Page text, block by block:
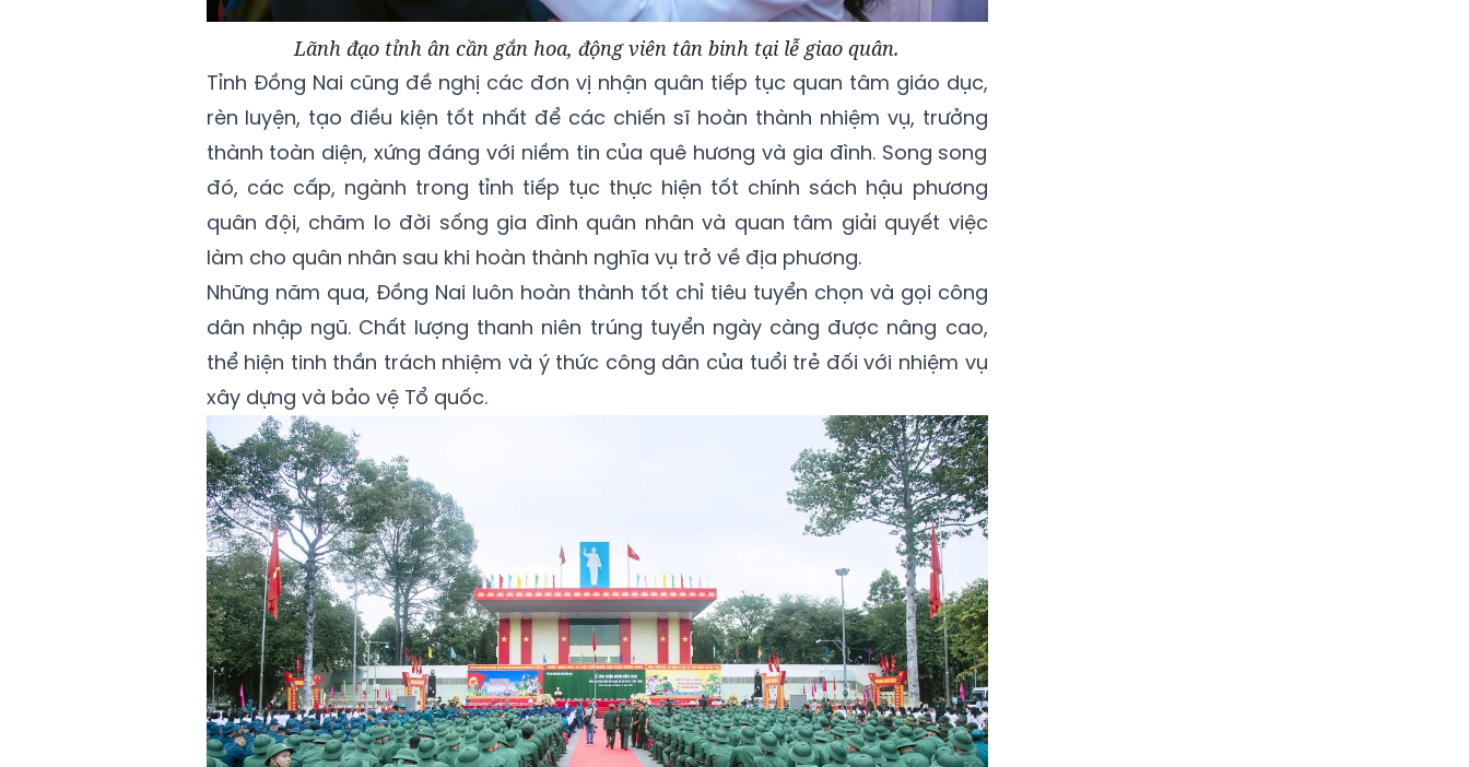
Lãnh đạo tỉnh ân cần gắn hoa, động viên tân binh tại lễ giao quân.
Tỉnh Đồng Nai cũng đề nghị các đơn vị nhận quân tiếp tục quan tâm giáo dục,
rèn luyện, tạo điều kiện tốt nhất để các chiến sĩ hoàn thành nhiệm vụ, trưởng
thành toàn diện, xứng đáng với niềm tin của quê hương và gia đình. Song song
đó, các cấp, ngành trong tỉnh tiếp tục thực hiện tốt chính sách hậu phương
quân đội, chăm lo đời sống gia đình quân nhân và quan tâm giải quyết việc
làm cho quân nhân sau khi hoàn thành nghĩa vụ trở về địa phương.
Những năm qua, Đồng Nai luôn hoàn thành tốt chỉ tiêu tuyển chọn và gọi công
dân nhập ngũ. Chất lượng thanh niên trúng tuyển ngày càng được nâng cao,
thể hiện tinh thần trách nhiệm và ý thức công dân của tuổi trẻ đối với nhiệm vụ
xây dựng và bảo vệ Tổ quốc.